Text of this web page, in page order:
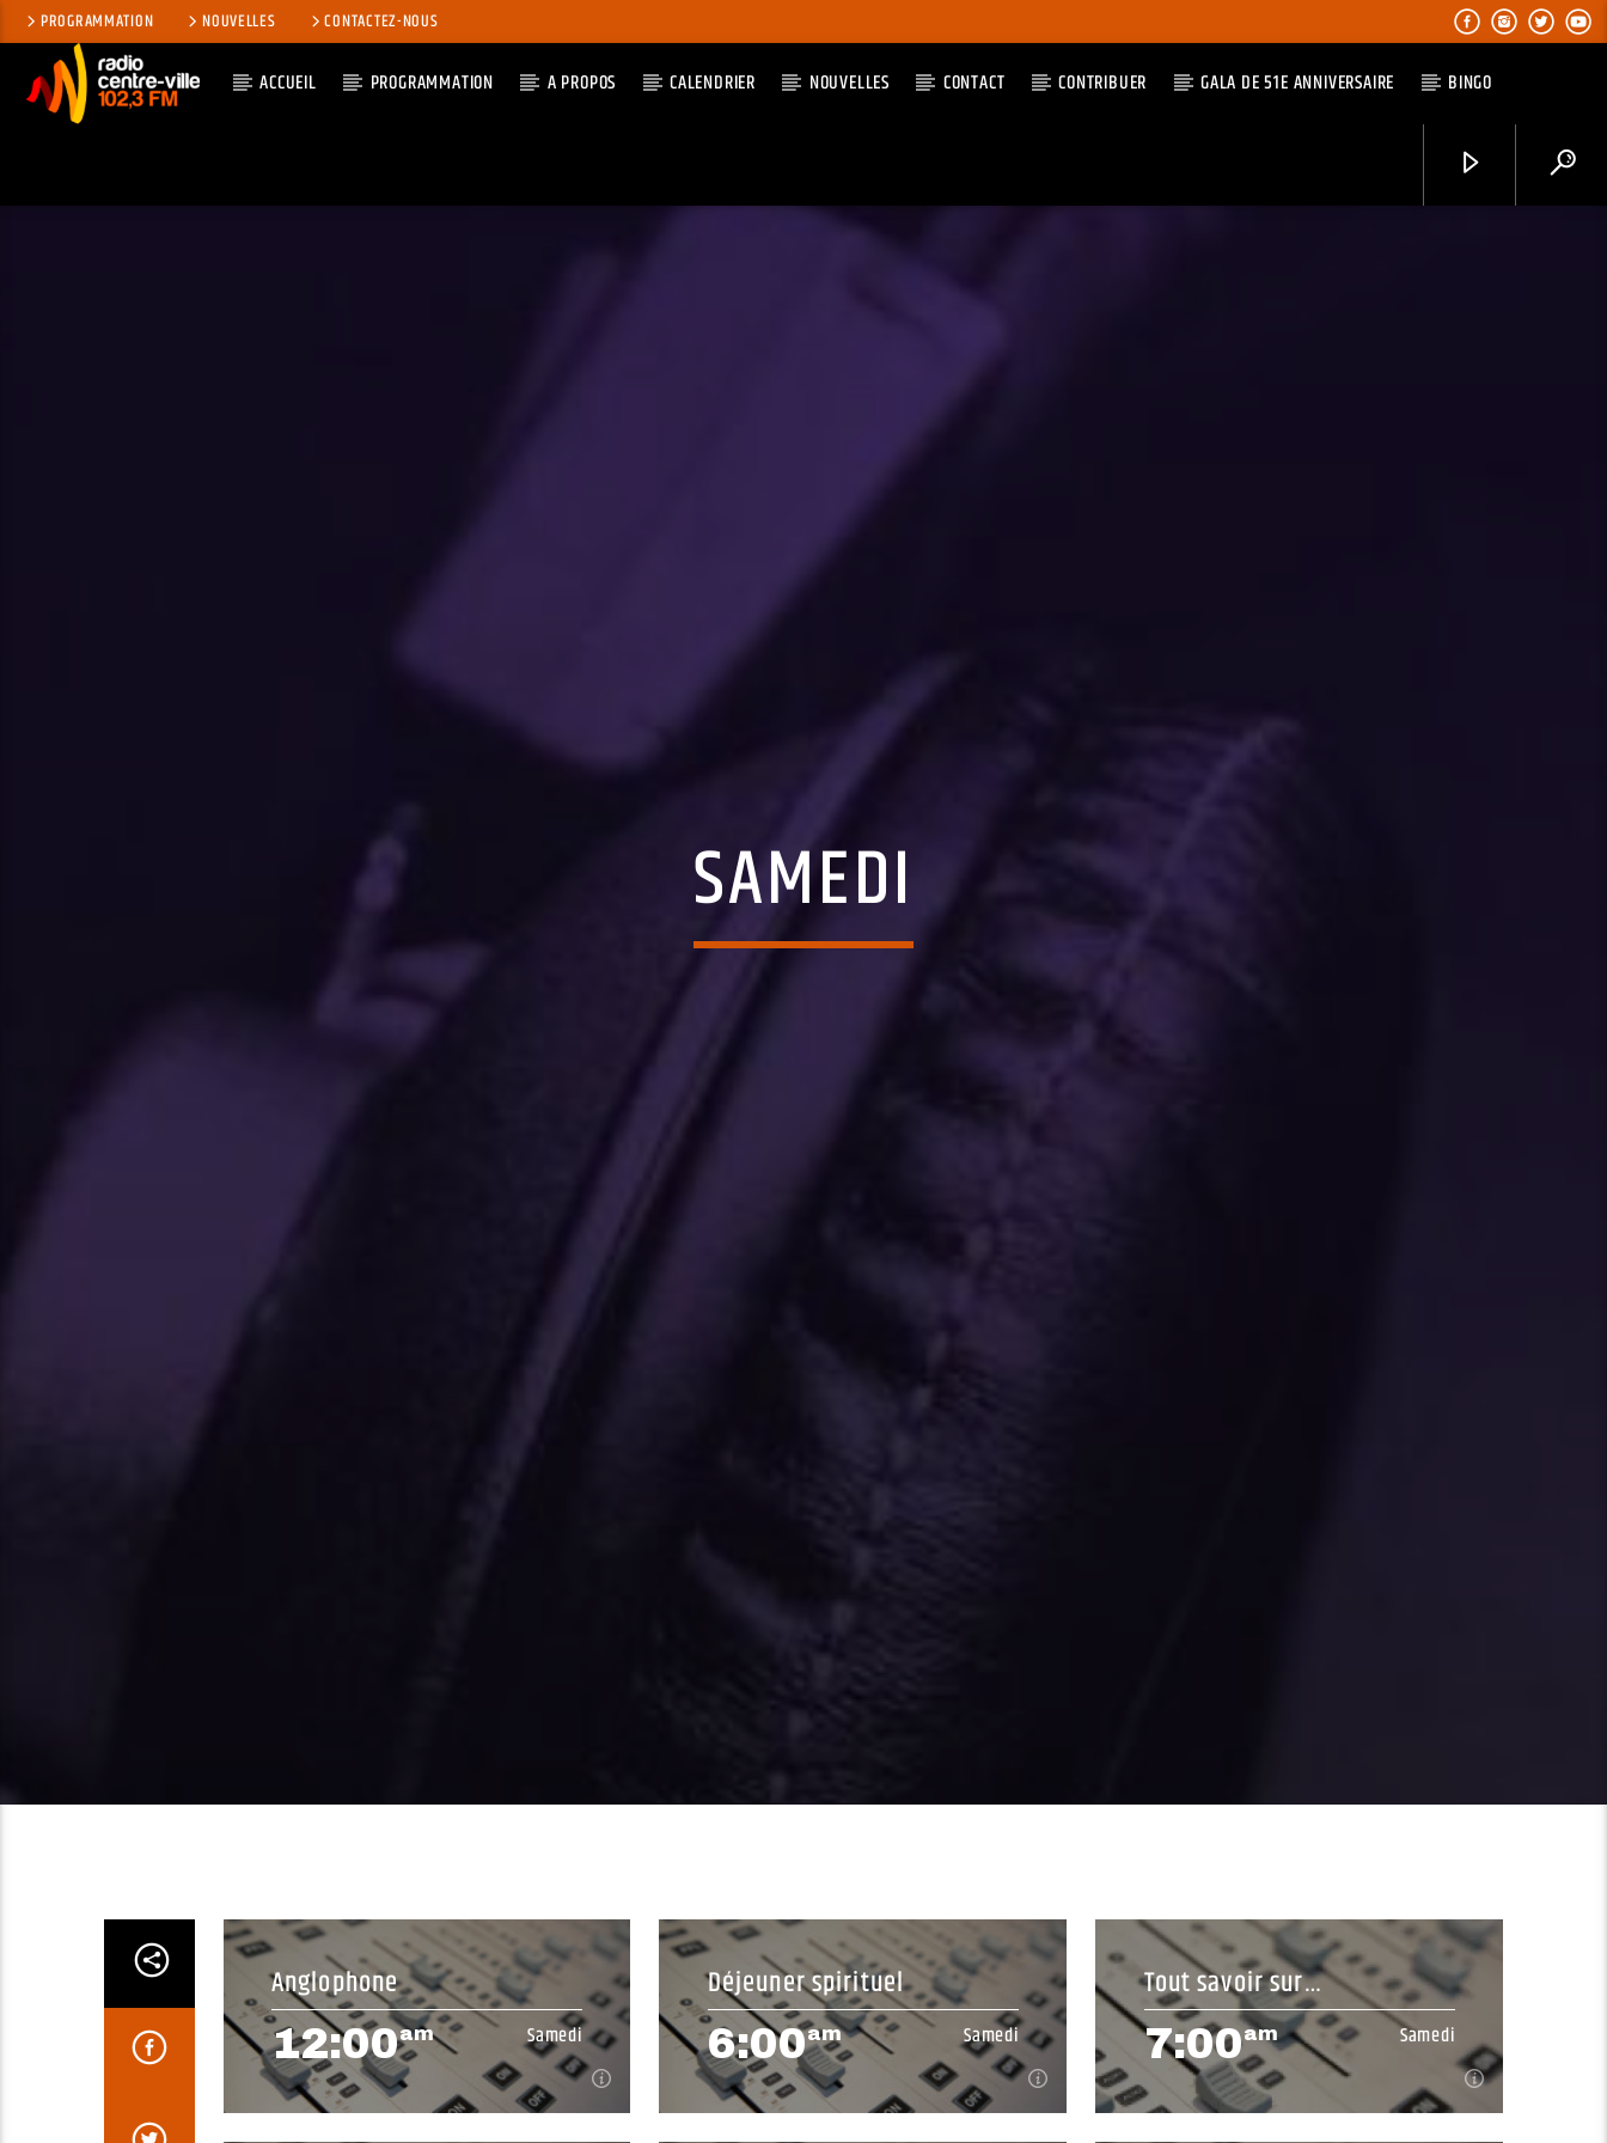
PROGRAMMATION NOUVELLES CONTACTEZ-NOUS
ACCUEIL PROGRAMMATION A PROPOS CALENDRIER NOUVELLES CONTACT CONTRIBUER GALA DE 51E ANNIVERSAIRE BINGO
SAMEDI
Anglophone
12:00am Samedi
Déjeuner spirituel
6:00am Samedi
Tout savoir sur
l’immigration
7:00am Samedi